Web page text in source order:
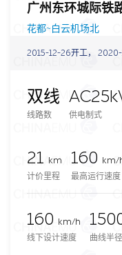
广州东环城际铁
花都~白云机场北
2015-12-26开工， 2020-
双线
线路数
供电制式
21
km
计价里程
160
km/
最高运行速度
160
km/h
线下设计速度
曲线半径